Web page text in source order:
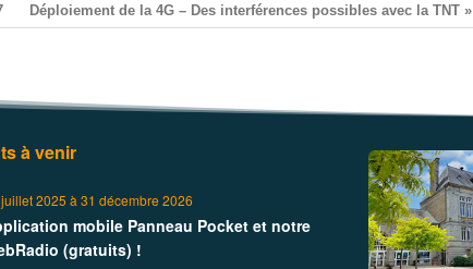
Déploiement de la 4G – Des interférences possibles avec la TNT »
à venir
2025 à31 décembre 2026
mobile Panneau Pocket et notre
(gratuits) !